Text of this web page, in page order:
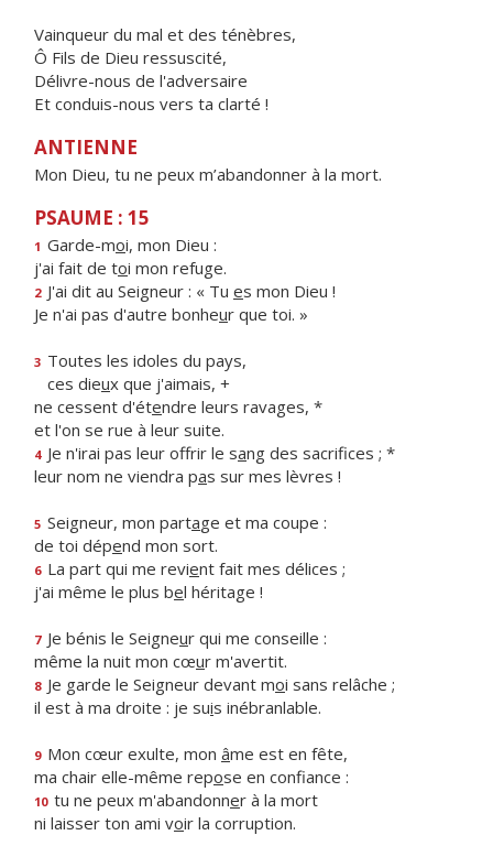
Vainqueur du mal et des ténèbres,
Ô Fils de Dieu ressuscité,
Délivre-nous de l'adversaire
Et conduis-nous vers ta clarté !
ANTIENNE
Mon Dieu, tu ne peux m’abandonner à la mort.
PSAUME : 15
1 Garde-moi, mon Dieu :
j'ai fait de toi mon refuge.
2 J'ai dit au Seigneur : « Tu es mon Dieu !
Je n'ai pas d'autre bonheur que toi. »
3 Toutes les idoles du pays,
ces dieux que j'aimais, +
ne cessent d'étendre leurs ravages, *
et l'on se rue à leur suite.
4 Je n'irai pas leur offrir le sang des sacrifices ; *
leur nom ne viendra pas sur mes lèvres !
5 Seigneur, mon partage et ma coupe :
de toi dépend mon sort.
6 La part qui me revient fait mes délices ;
j'ai même le plus bel héritage !
7 Je bénis le Seigneur qui me conseille :
même la nuit mon cœur m'avertit.
8 Je garde le Seigneur devant moi sans relâche ;
il est à ma droite : je suis inébranlable.
9 Mon cœur exulte, mon âme est en fête,
ma chair elle-même repose en confiance :
10 tu ne peux m'abandonner à la mort
ni laisser ton ami voir la corruption.